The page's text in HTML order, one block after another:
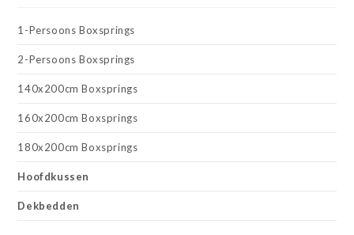
1-Persoons Boxsprings
2-Persoons Boxsprings
140x200cm Boxsprings
160x200cm Boxsprings
180x200cm Boxsprings
Hoofdkussen
Dekbedden